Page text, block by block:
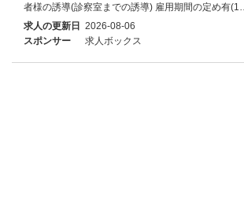
者様の誘導(診察室までの誘導) 雇用期間の定め有(1…
求人の更新日 2026-08-06
スポンサー
求人ボックス